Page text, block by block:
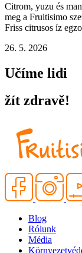
Citrom, yuzu és
meg a Fruitisimo
Friss citrusos íz
26. 5. 2026
Učíme lidi
žít zdravě!
Blog
Rólunk
Média